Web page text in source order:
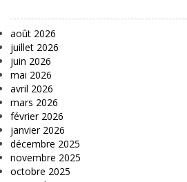
août 2026
juillet 2026
juin 2026
mai 2026
avril 2026
mars 2026
février 2026
janvier 2026
décembre 2025
novembre 2025
octobre 2025